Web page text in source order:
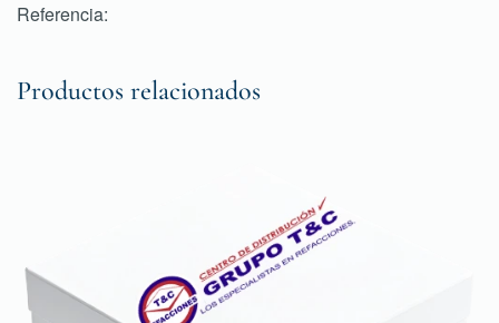
Referencia:
Productos relacionados